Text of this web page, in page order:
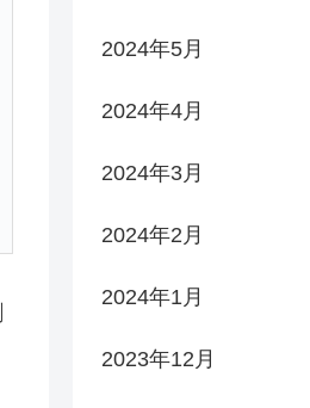
2024年5月
2024年4月
2024年3月
2024年2月
2024年1月
2023年12月